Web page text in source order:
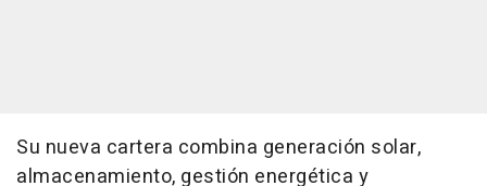
Su nueva cartera combina generación solar,
almacenamiento, gestión energética y